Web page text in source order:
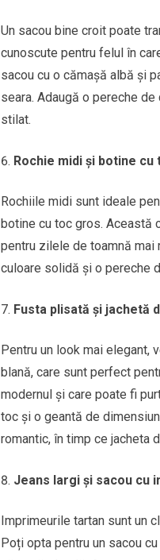
Un sacou bine croit poate
cunoscute pentru felul în
sacou cu o cămașă albă și
seara. Adaugă o pereche
stilat.
Rochie midi și botine cu
Rochiile midi sunt ideale
botine cu toc gros. Această
pentru zilele de toamnă mai
culoare solidă și o pereche
Fusta plisată și jachetă
Pentru un look mai
blană, care sunt perfect
modernul și care poate fi
toc și o geantă de
romantic, în timp ce jacheta
Jeans largi și sacou cu
Imprimeurile tartan sunt un
Poți opta pentru un sacou